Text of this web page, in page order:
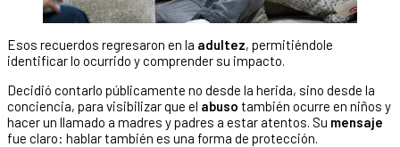
Esos recuerdos regresaron en la adultez, permitiéndole
identificar lo ocurrido y comprender su impacto.
Decidió contarlo públicamente no desde la herida, sino desde la
conciencia, para visibilizar que el abuso también ocurre en niños y
hacer un llamado a madres y padres a estar atentos. Su mensaje
fue claro: hablar también es una forma de protección.